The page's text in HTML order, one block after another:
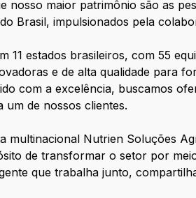
nosso maior patrimônio são as
Brasil, impulsionados pela
11 estados brasileiros, com 55
e de alta qualidade para
com a excelência, buscamos
um de nossos clientes.
multinacional Nutrien Soluções
de transformar o setor por
que trabalha junto,